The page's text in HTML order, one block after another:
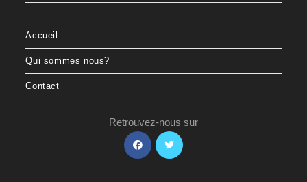
Accueil
Qui sommes nous?
Contact
Retrouvez-nous sur
S’ouvre
dans
S’ouvre